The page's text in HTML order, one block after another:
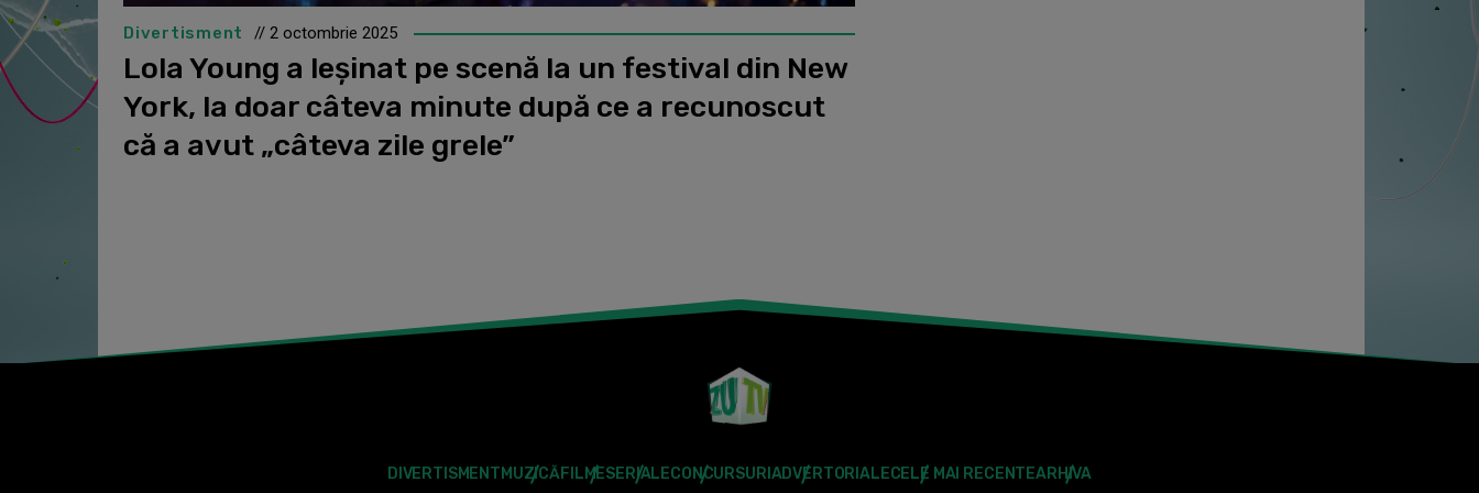
Divertisment // 2 octombrie 2025
Lola Young a leșinat pe scenă la un festival din New
York, la doar câteva minute după ce a recunoscut
că a avut „câteva zile grele”
DIVERTISMENT MUZICĂFILMESERIALECONCURSURI ADVERTORIALECELE MAI RECENTEARHIVA